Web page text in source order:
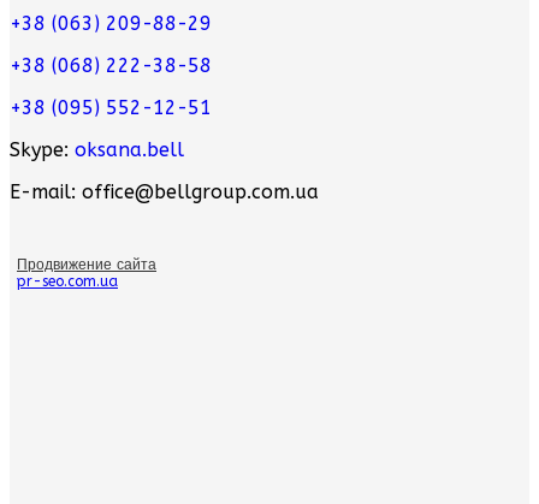
+38 (063) 209-88-29
+38 (068) 222-38-58
+38 (095) 552-12-51
Skype: oksana.bell
E-mail: office@bellgroup.com.ua
Продвижение сайта
pr-seo.com.ua